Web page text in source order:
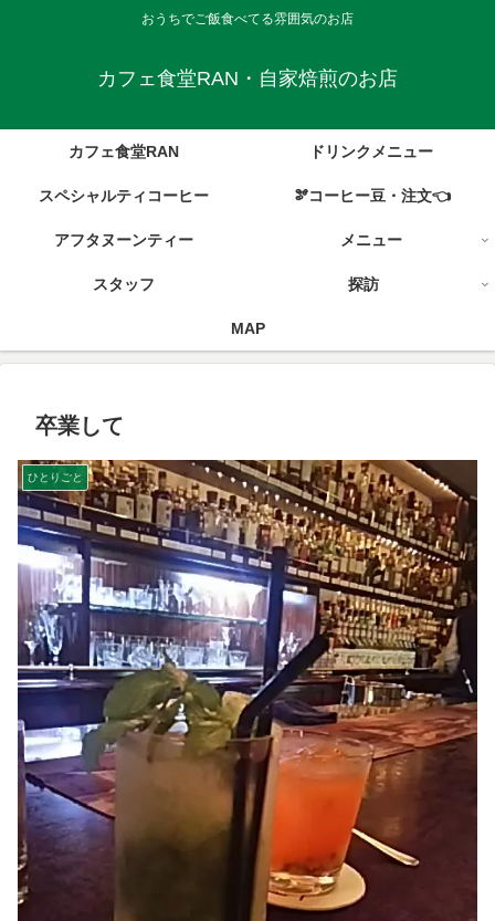
おうちでご飯食べてる雰囲気のお店
カフェ食堂RAN・自家焙煎のお店
カフェ食堂RAN ドリンクメニュー
スペシャルティコーヒー 🫘コーヒー豆・注文👈
アフタヌーンティー メニュー
スタッフ 探訪
MAP
卒業して
ひとりごと